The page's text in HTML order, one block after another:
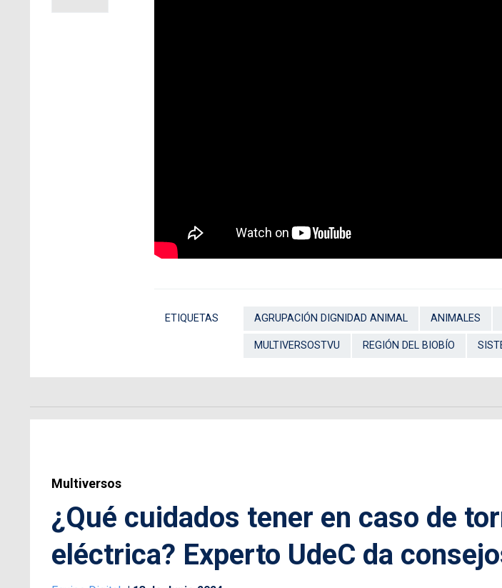
ETIQUETAS AGRUPACIÓN DIGNIDAD ANIMAL ANIMALES
MULTIVERSOSTVU REGIÓN DEL BIOBÍO
Multiversos
¿Qué cuidados tener en caso de
eléctrica? Experto UdeC da